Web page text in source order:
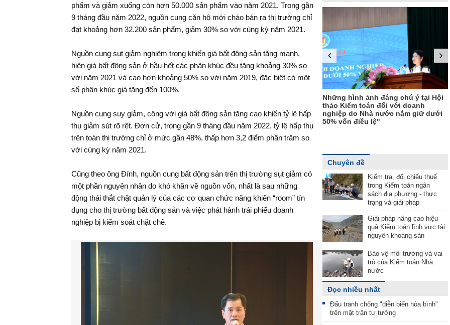
phẩm và giảm xuống còn hơn 50.000 sản phẩm vào năm 2021. Trong gần
9 tháng đầu năm 2022, nguồn cung căn hộ mới chào bán ra thị trường chỉ
đạt khoảng hơn 32.200 sản phẩm, giảm 30% so với cùng kỳ năm 2021.
Nguồn cung sụt giảm nghiêm trọng khiến giá bất động sản tăng mạnh,
hiện giá bất động sản ở hầu hết các phân khúc đều tăng khoảng 30% so
với năm 2021 và cao hơn khoảng 50% so với năm 2019, đặc biệt có một
số phân khúc giá tăng đến 100%.
Nguồn cung suy giảm, cộng với giá bất động sản tăng cao khiến tỷ lệ hấp
thụ giảm sút rõ rệt. Đơn cử, trong gần 9 tháng đầu năm 2022, tỷ lệ hấp thụ
trên toàn thị trường chỉ ở mức gần 48%, thấp hơn 3,2 điểm phần trăm so
với cùng kỳ năm 2021.
Cũng theo ông Đính, nguồn cung bất động sản trên thị trường sụt giảm có
một phần nguyên nhân do khó khăn về nguồn vốn, nhất là sau những
động thái thắt chặt quản lý của các cơ quan chức năng khiến “room” tín
dụng cho thị trường bất động sản và việc phát hành trái phiếu doanh
nghiệp bị kiểm soát chặt chẽ.
Trao quyết định chỉ định Bí thư Ban
Cán sự Đảng, Phó Tổng Kiểm toán
nghiệp do Nhà nước nắm giữ dưới
50% vốn điều lệ"
Những hình ảnh ấn tượng tại Lễ kỷ
niệm 10 năm Báo Kiểm toán ra số
đầu tiên"
Chuyên đề
Kiểm tra, đối chiếu thuế
trong Kiểm toán ngân
sách địa phương - thực
trạng và giải pháp
Giải pháp nâng cao hiệu
quả Kiểm toán lĩnh vực tài
nguyên khoáng sản
Bảo vệ môi trường và vai
trò của Kiểm toán Nhà
nước
Đọc nhiều nhất
Đấu tranh chống "diễn biến hòa bình"
trên mặt trận tư tưởng